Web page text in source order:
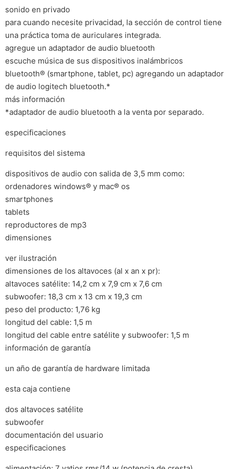
sonido en privado
para cuando necesite privacidad, la sección de control tiene
una práctica toma de auriculares integrada.
agregue un adaptador de audio bluetooth
escuche música de sus dispositivos inalámbricos
bluetooth® (smartphone, tablet, pc) agregando un adaptador
de audio logitech bluetooth.*
más información
*adaptador de audio bluetooth a la venta por separado.
especificaciones
requisitos del sistema
dispositivos de audio con salida de 3,5 mm como:
ordenadores windows® y mac® os
smartphones
tablets
reproductores de mp3
dimensiones
ver ilustración
dimensiones de los altavoces (al x an x pr):
altavoces satélite: 14,2 cm x 7,9 cm x 7,6 cm
subwoofer: 18,3 cm x 13 cm x 19,3 cm
peso del producto: 1,76 kg
longitud del cable: 1,5 m
longitud del cable entre satélite y subwoofer: 1,5 m
información de garantía
un año de garantía de hardware limitada
esta caja contiene
dos altavoces satélite
subwoofer
documentación del usuario
especificaciones